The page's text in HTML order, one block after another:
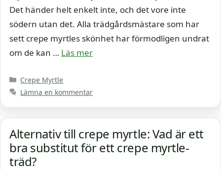
Det händer helt enkelt inte, och det vore inte
södern utan det. Alla trädgårdsmästare som har
sett crepe myrtles skönhet har förmodligen undrat
om de kan … Läs mer
Kategorier
Crepe Myrtle
Lämna en kommentar
Alternativ till crepe myrtle: Vad är ett
bra substitut för ett crepe myrtle-
träd?